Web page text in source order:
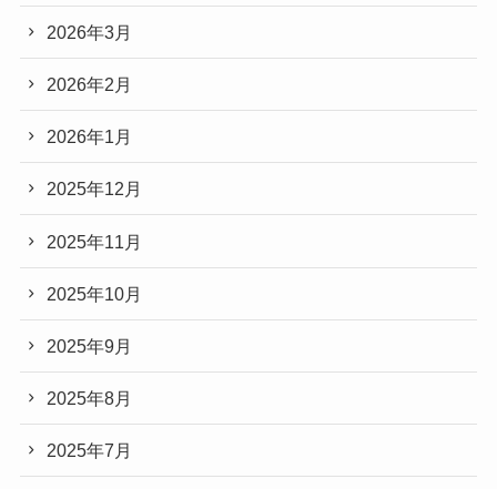
2026年3月
2026年2月
2026年1月
2025年12月
2025年11月
2025年10月
2025年9月
2025年8月
2025年7月